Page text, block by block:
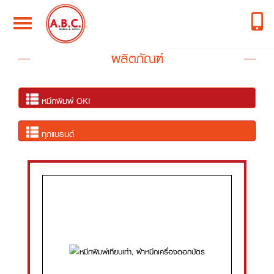
Toggle
navigation
ผลิตภัณฑ์
หมึกพิมพ์ OKI
ทุกแบรนด์